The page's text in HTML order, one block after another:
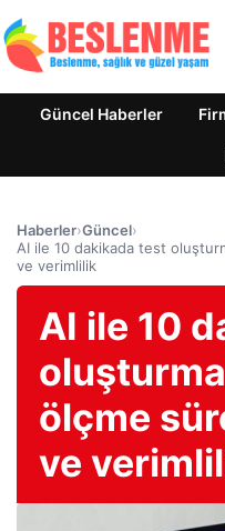
Güncel Haberler
Haberler›Güncel›
AI ile 10 dakikada test
ve verimlilik
AI ile 10
ölçme
ve